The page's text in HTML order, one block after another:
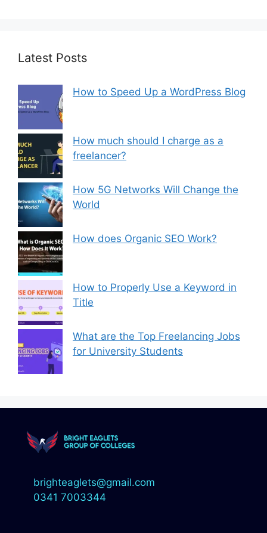
Latest Posts
How to Speed Up a WordPress Blog
How much should I charge as a
freelancer?
How 5G Networks Will Change the
World
How does Organic SEO Work?
How to Properly Use a Keyword in
Title
What are the Top Freelancing Jobs
for University Students
brighteaglets@gmail.com
0341 7003344